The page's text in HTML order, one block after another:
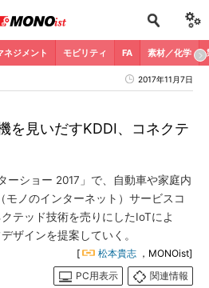
ネジメント モビリティ FA 素材／化学
2017年11月7日
を見いだすKDDI、コネクテ
ーショー 2017」で、自動車や家庭内
モノのインターネット）サービスコ
テッド技術を売りにしたIoTによ
ザインを提案していく。
[ 松本貴志 ，MONOist]
PC用表示
関連情報